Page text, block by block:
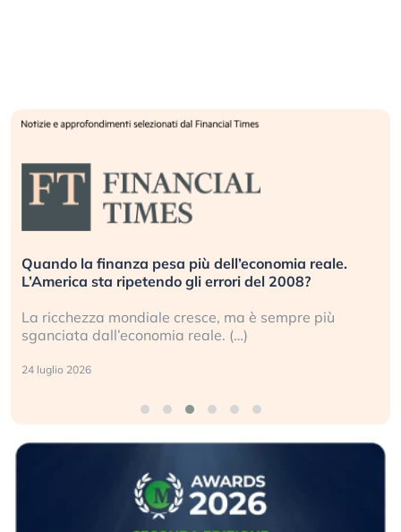
Quando la finanza pesa più dell’economia reale.
L’America sta ripetendo gli errori del 2008?
La ricchezza mondiale cresce, ma è sempre più
sganciata dall’economia reale. (…)
24 luglio 2026